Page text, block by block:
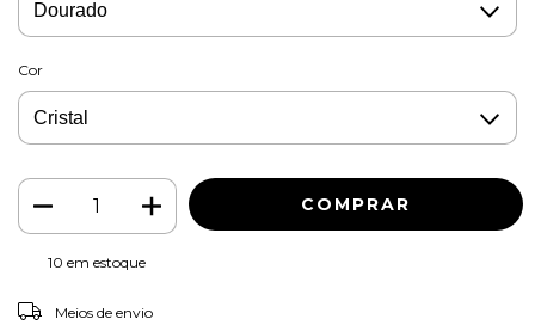
Cor
10 em estoque
Entregas para o CEP:
Meios de envio